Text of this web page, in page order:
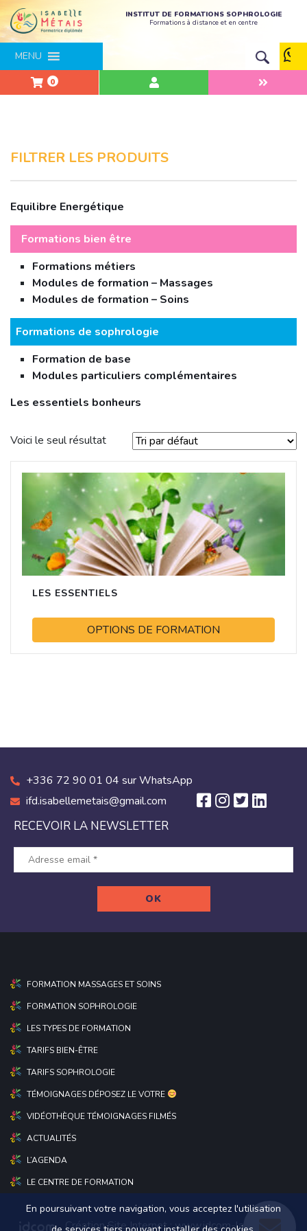
INSTITUT DE FORMATIONS SOPHROLOGIE
Formations à distance et en centre
MENU
0
FILTRER LES PRODUITS
Equilibre Energétique
Formations bien être
Formations métiers
Modules de formation – Massages
Modules de formation – Soins
Formations de sophrologie
Formation de base
Modules particuliers complémentaires
Les essentiels bonheurs
Voici le seul résultat
LES ESSENTIELS
OPTIONS DE FORMATION
+336 72 90 01 04 sur WhatsApp
ifd.isabellemetais@gmail.com
RECEVOIR LA NEWSLETTER
FORMATION MASSAGES ET SOINS
FORMATION SOPHROLOGIE
LES TYPES DE FORMATION
TARIFS BIEN-ÊTRE
TARIFS SOPHROLOGIE
TÉMOIGNAGES DÉPOSEZ LE VOTRE
VIDÉOTHÈQUE TÉMOIGNAGES FILMÉS
ACTUALITÉS
L’AGENDA
LE CENTRE DE FORMATION
Création Site Internet :www.idcom-lagence.fr
En poursuivant votre navigation, vous acceptez l'utilisation